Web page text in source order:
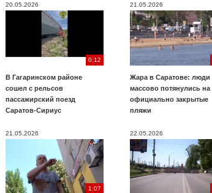
20.05.2026
0:12
В Гагаринском районе
сошел с рельсов
пассажирский поезд
Саратов-Сириус
21.05.2026
Жара в Саратове: люди
массово потянулись на
официально закрытые
пляжи
21.05.2026
1:07
22.05.2026